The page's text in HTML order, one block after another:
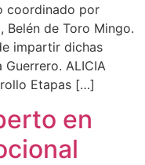
coordinado por
Belén de Toro Mingo.
impartir dichas
ALICIA
Etapas […]
en